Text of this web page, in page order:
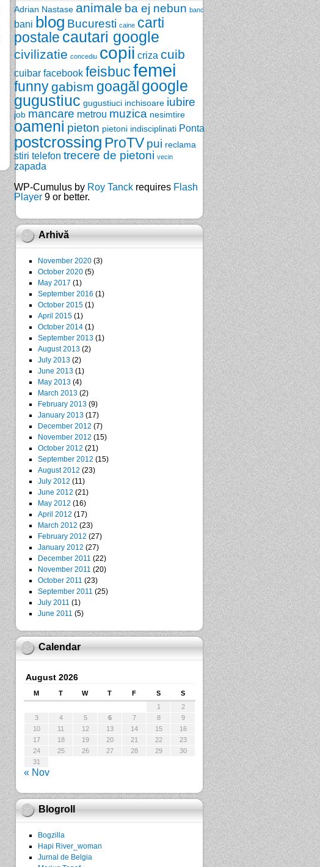
Adrian Nastase animale ba ej nebun banc
bani blog Bucuresti caine carti
postale cautari google
civilizatie concediu copii criza cuib
cuibar facebook feisbucfemei
funnygabism goagăl google
gugustiuc gugustiuci inchisoare iubire
job mancare metrou muzica nesimtire
oameni pieton pietoni indisciplinati Ponta
postcrossing ProTV pui reclama
stiri telefon trecere de pietoni vecin
zapada
WP-Cumulus by Roy Tanck requires Flash
Player 9 or better.
Arhivă
November 2020(3)
October 2020(5)
May 2017 (1)
September 2016 (1)
October 2015(1)
April 2015(1)
October 2014(1)
September 2013(1)
August 2013(2)
July 2013(2)
June 2013(1)
May 2013(4)
March 2013(2)
February 2013(9)
January 2013(17)
December 2012 (7)
November 2012 (15)
October 2012 (21)
September 2012 (15)
August 2012 (23)
July 2012 (11)
June 2012 (21)
May 2012 (16)
April 2012 (17)
March 2012 (23)
February 2012 (27)
January 2012 (27)
December 2011 (22)
November 2011 (20)
October 2011 (23)
September 2011 (25)
July 2011 (1)
June 2011 (5)
Calendar
August 2026
M T W T F S
S
1
2
3
4 5 6 7 8
9
10
11 12 13 14 15
16
17
18 19 20 21 22
23
24
25 26 27 28 29
30
31
« Nov
Blogroll
Bogzilla
Hapi River_woman
Jurnal de Belgia